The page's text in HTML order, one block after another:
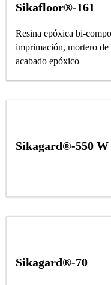
Sikafloor®-161
Resina epóxica bi-
imprimación, mortero
acabado epóxico
Sikagard®-550
Sikagard®-70